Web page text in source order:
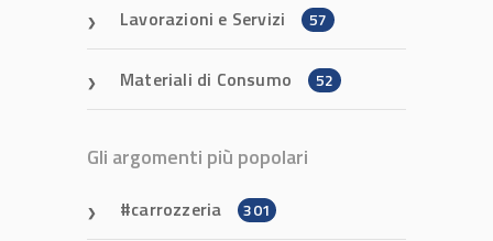
Lavorazioni e Servizi 57
Materiali di Consumo 52
Gli argomenti più popolari
carrozzeria 301